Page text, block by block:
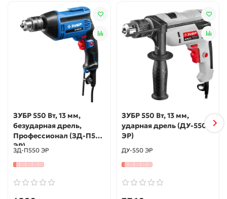
сверлить отверстия диаметром до 3 мм
Изменение направления вращения (реверс)
позволяет использовать изделие в качестве
Надежный хват изделия благодаря эргономичной
прорезиненной рукоятке
Фиксация выключателя во включенном положении
для удобства при длительных работах
Встроенная клипса для крепления на пояс
Специальная смазка на литиевой основе с низкой
температурой застывания
Кабель в резиновой изоляции с водоотталкивающей
пропиткой не ″дубеет″ на морозе
Использование
Для сверления отверстий в различных материалах
ЗУБР 550 Вт, 13 мм,
безударная дрель,
Профессионал (ЗД-П550
ЭР)
ЗД-П550 ЭР
ЗУБР 550 Вт, 13 мм,
ударная дрель (ДУ-550
ЭР)
ДУ-550 ЭР